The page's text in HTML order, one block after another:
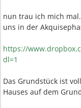
nun trau ich mich
uns in der
https://
dl=1
Das Grundstück ist
Hauses auf dem